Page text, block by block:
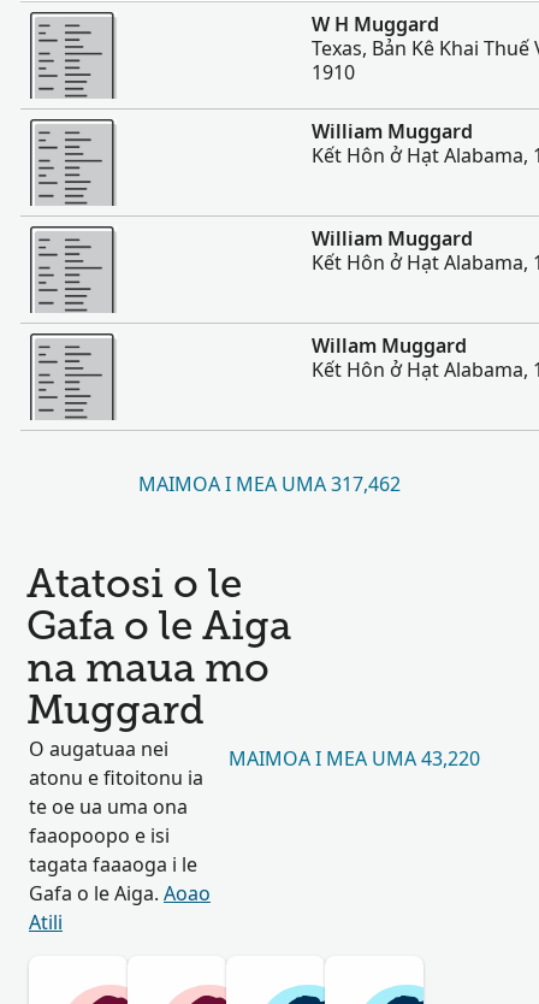
Sili atu
W H Muggard
Texas, Bản Kê Khai
1910
Sili atu
William Muggard
Kết Hôn ở Hạt Alabama,
Sili atu
William Muggard
Kết Hôn ở Hạt Alabama,
Sili atu
Willam Muggard
Kết Hôn ở Hạt Alabama,
MAIMOA I MEA UMA 317,462
Atatosi o le
Gafa o le Aiga
na maua mo
Muggard
O augatuaa nei
atonu e fitoitonu ia
te oe ua uma ona
faaopoopo e isi
tagata faaaoga i le
Gafa o le Aiga. Aoao
Atili
MAIMOA I MEA UMA 43,220